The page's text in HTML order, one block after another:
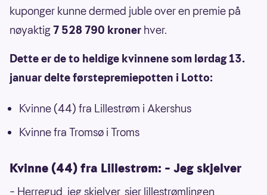
kuponger kunne dermed juble over en premie på
nøyaktig7 528 790 kroner hver.
Dette er de to heldige kvinnene som lørdag 13.
januar delte førstepremiepotten i Lotto:
Kvinne (44) fra Lillestrøm i Akershus
Kvinne fra Tromsø i Troms
Kvinne (44) fra Lillestrøm: – Jeg skjelver
– Herregud, jeg skjelver, sier lillestrømlingen